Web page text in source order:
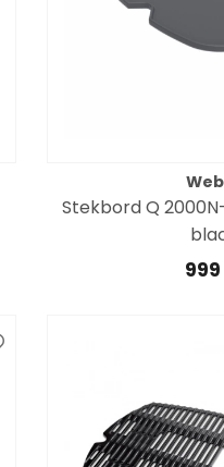
Stekbord Q